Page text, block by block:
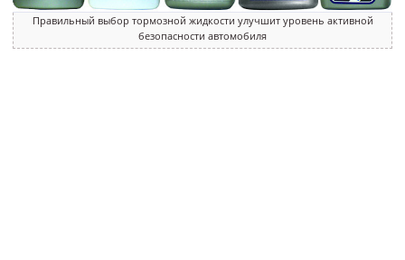
Правильный выбор тормозной жидкости улучшит уровень активной
безопасности автомобиля